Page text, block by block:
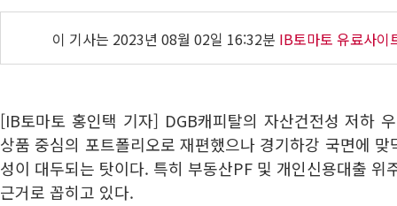
이 기사는 2023년 08월 02일 16:32분 IB토마토 유료사이
[IB토마토 홍인택 기자] DGB캐피탈의 자산건전성 저하
상품 중심의 포트폴리오로 재편했으나 경기하강 국면에
성이 대두되는 탓이다. 특히 부동산PF 및 개인신용대출 위
근거로 꼽히고 있다.